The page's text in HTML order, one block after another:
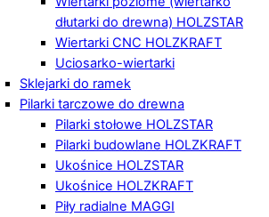
dłutarki do drewna) HOLZSTAR
Wiertarki CNC HOLZKRAFT
Uciosarko-wiertarki
Sklejarki do ramek
Pilarki tarczowe do drewna
Pilarki stołowe HOLZSTAR
Pilarki budowlane HOLZKRAFT
Ukośnice HOLZSTAR
Ukośnice HOLZKRAFT
Piły radialne MAGGI